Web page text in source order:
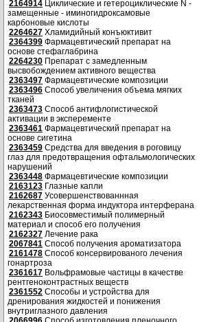
2164914 Циклические и гетероциклические N -
замещенные - иминогидроксамовые
карбоновые кислоты
2264627 Хламидийный конъюктивит
2364399 Фармацевтический препарат на
основе стефаглабрина
2264230 Препарат с замедленным
высвобождением активного вещества
2363497 Фармацевтические композиции
2363496 Способ увеличения объема мягких
тканей
2363473 Способ антифлогистической
активации в эксперементе
2363461 Фармацевтический препарат на
основе сигетина
2363459 Средства для введения в роговицу
глаз для предотвращения офтальмологических
нарушений
2363448 Фармацевтические композиции
2163123 Глазные капли
2162687 Усовершенствованнная
лекарственная форма индуктора интерферана
2162343 Биосовместимый полимерный
материал и способ его получения
2162327 Лечение рака
2067841 Способ получения ароматизатора
2161478 Способ консервированого лечения
гонартроза
2361617 Вольфрамовые частицы в качестве
рентгеноконтрастных веществ
2361552 Способы и устройства для
дренирования жидкостей и понижения
внутриглазного давления